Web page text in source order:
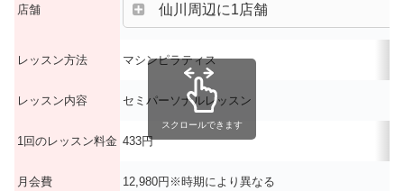
店舗 仙川周辺に1店舗
レッスン方法 マシンピラティス
レッスン内容 セミパーソナルレッスン
1回のレッスン料金 433円
月会費 12,980円※時期により異なる
スクロールできます